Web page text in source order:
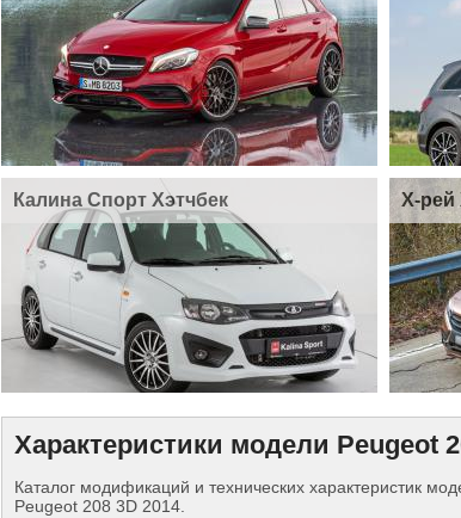
Калина Спорт Хэтчбек Х-рей
Характеристики модели Peugeot
Каталог модификаций и технических характеристик
Peugeot 208 3D 2014.